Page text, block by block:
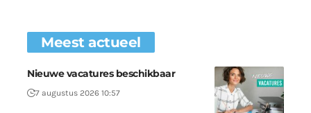
Meest actueel
Nieuwe vacatures beschikbaar
7 augustus 2026 10:57